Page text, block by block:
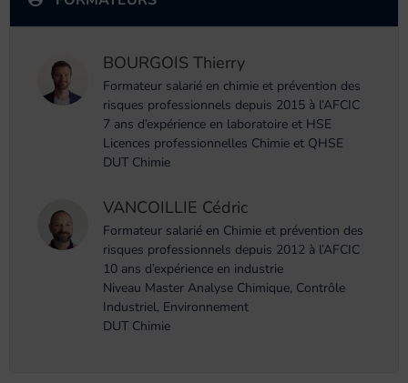
BOURGOIS Thierry
Formateur salarié en chimie et prévention des
risques professionnels depuis 2015 à l’AFCIC
7 ans d’expérience en laboratoire et HSE
Licences professionnelles Chimie et QHSE
DUT Chimie
VANCOILLIE Cédric
Formateur salarié en Chimie et prévention des
risques professionnels depuis 2012 à l’AFCIC
10 ans d’expérience en industrie
Niveau Master Analyse Chimique, Contrôle
Industriel, Environnement
DUT Chimie